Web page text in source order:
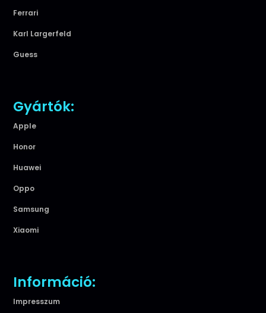
Ferrari
Karl Largerfeld
Guess
Gyártók:
Apple
Honor
Huawei
Oppo
Samsung
Xiaomi
Információ:
Impresszum